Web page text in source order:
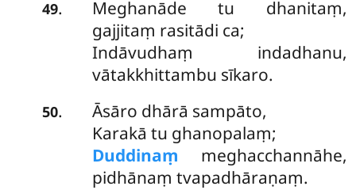
49.
Meghanāde tu dhanitaṃ,
gajjitaṃ rasitādi ca;
Indāvudhaṃ indadhanu,
vātakkhittambu sīkaro.
50.
Āsāro dhārā sampāto,
Karakā tu ghanopalaṃ;
Duddinaṃ meghacchannāhe,
pidhānaṃ tvapadhāraṇaṃ.